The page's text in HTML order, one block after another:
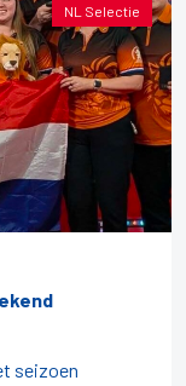
NL Selectie
seizoen